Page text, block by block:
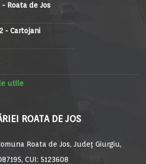
- Roata de Jos
- Cartojani
utile
ROATA DE JOS
Roata de Jos, Județ Giurgiu,
CUI: 5123608